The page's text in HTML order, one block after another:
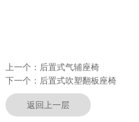
上一个： 后置式气辅座椅
下一个： 后置式吹塑翻板座椅
返回上一层